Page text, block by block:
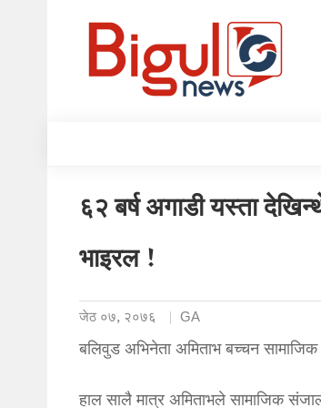
६२ बर्ष अगाडी यस्ता
भाइरल !
जेठ ०७, २०७६ GA
बलिवुड अभिनेता अमिताभ बच्चन
हाल सालै मात्र अमिताभले सामाजिक